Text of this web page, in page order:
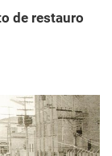
de restauro